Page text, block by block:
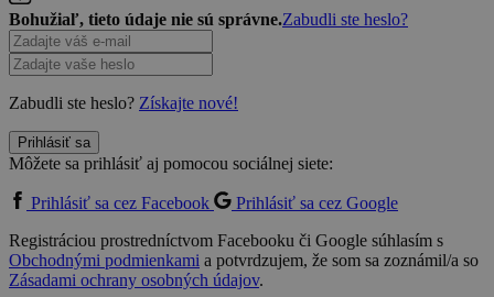
Bohužiaľ, tieto údaje nie sú správne.Zabudli ste heslo?
Zabudli ste heslo? Získajte nové!
Prihlásiť sa
Môžete sa prihlásiť aj pomocou sociálnej siete:
Prihlásiť sa cez Facebook
Prihlásiť sa cez Google
Registráciou prostredníctvom Facebooku či Google súhlasím s
Obchodnými podmienkami a potvrdzujem, že som sa zoznámil/a so
Zásadami ochrany osobných údajov.